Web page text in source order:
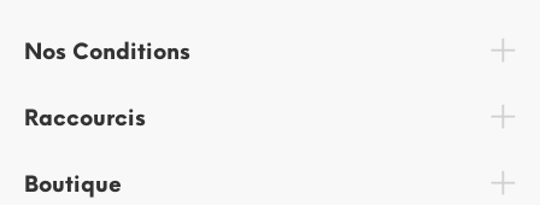
Nos Conditions
Raccourcis
Boutique